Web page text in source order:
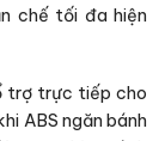
chế tối đa hiện
trợ trực tiếp cho
ABS ngăn bánh